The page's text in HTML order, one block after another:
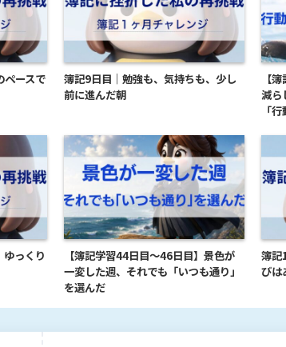
ペースで
簿記9日目｜勉強も、気持ちも、少し
前に進んだ朝
【
減ら
「
っくり
【簿記学習44日目～46日目】景色が
一変した週、それでも「いつも通り」
を選んだ
簿記
びは